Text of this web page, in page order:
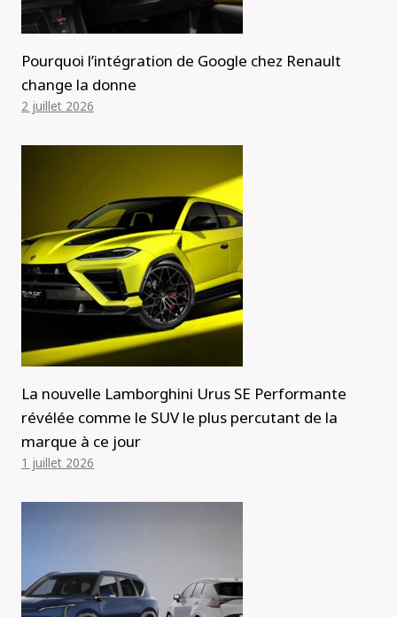
Pourquoi l’intégration de Google chez Renault
change la donne
2 juillet 2026
La nouvelle Lamborghini Urus SE Performante
révélée comme le SUV le plus percutant de la
marque à ce jour
1 juillet 2026